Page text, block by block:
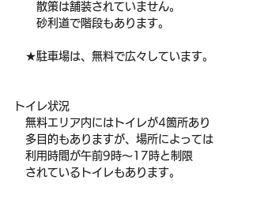
散策は舗装されていません。
砂利道で階段もあります。
★駐車場は、無料で広々しています。
トイレ状況
無料エリア内にはトイレが4箇所あり
多目的もありますが、場所によっては
利用時間が午前9時～17時と制限
されているトイレもあります。